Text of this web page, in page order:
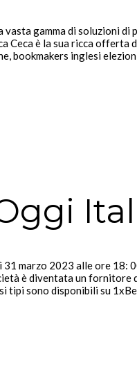
gamma di soluzioni
è la sua ricca offerta
inglesi
marzo 2023 alle ore
è diventata un
tipi sono disponibili su